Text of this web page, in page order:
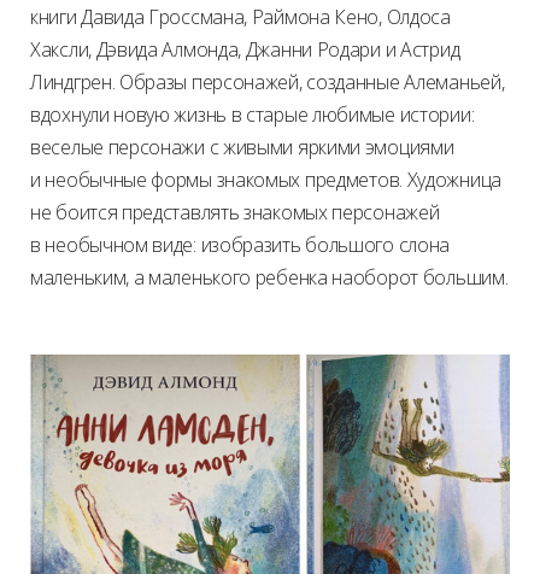
книги Давида Гроссмана, Раймона Кено, Олдоса
Хаксли, Дэвида Алмонда, Джанни Родари и Астрид
Линдгрен. Образы персонажей, созданные Алеманьей,
вдохнули новую жизнь в старые любимые истории:
веселые персонажи с живыми яркими эмоциями
и необычные формы знакомых предметов. Художница
не боится представлять знакомых персонажей
в необычном виде: изобразить большого слона
маленьким, а маленького ребенка наоборот большим.